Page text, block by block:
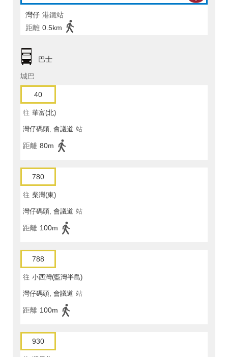
灣仔 港鐵站
距離 0.5km
巴士
城巴
40
往 華富(北)
灣仔碼頭, 會議道 站
距離 80m
780
往 柴灣(東)
灣仔碼頭, 會議道 站
距離 100m
788
往 小西灣(藍灣半島)
灣仔碼頭, 會議道 站
距離 100m
930